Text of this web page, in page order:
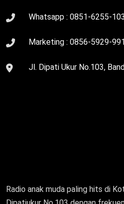
Whatsapp : 0851-6255-
Marketing : 0856-5929-
Jl. Dipati Ukur No.103,
Radio anak muda paling hits di